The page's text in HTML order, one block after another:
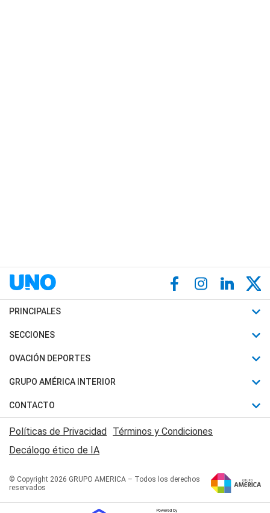
PRINCIPALES
Últimas Noticias
Política
Judiciales
Economia
SECCIONES
Horóscopo
Motores
Trucos caseros
Series y Películas
Edictos y Solicitadas
OVACIÓN DEPORTES
Fútbol
Mundial
Automovilismo
Rugby
Básquet
GRUPO AMÉRICA INTERIOR
Canal 7 en Vivo
San Juan 8
CONTACTO
Acerca de Nosotros
Contactanos
Políticas de Privacidad Términos y Condiciones
Decálogo ético de IA
© Copyright 2026 GRUPO AMERICA – Todos los derechos
reservados